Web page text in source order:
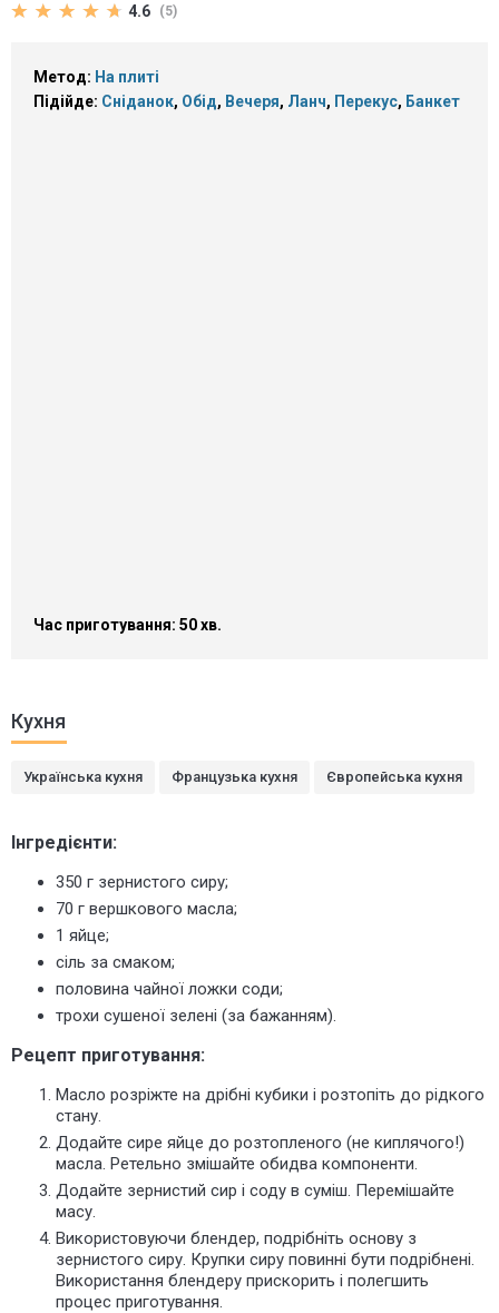
4.6 (5)
Метод: На плиті
Підійде: Сніданок, Обід, Вечеря, Ланч, Перекус, Банкет
Час приготування: 50 хв.
Кухня
Українська кухня Французька кухня Європейська кухня
Інгредієнти:
350 г зернистого сиру;
70 г вершкового масла;
1 яйце;
сіль за смаком;
половина чайної ложки соди;
трохи сушеної зелені (за бажанням).
Рецепт приготування:
Масло розріжте на дрібні кубики і розтопіть до рідкого
стану.
Додайте сире яйце до розтопленого (не киплячого!)
масла. Ретельно змішайте обидва компоненти.
Додайте зернистий сир і соду в суміш. Перемішайте
масу.
Використовуючи блендер, подрібніть основу з
зернистого сиру. Крупки сиру повинні бути подрібнені.
Використання блендеру прискорить і полегшить
процес приготування.